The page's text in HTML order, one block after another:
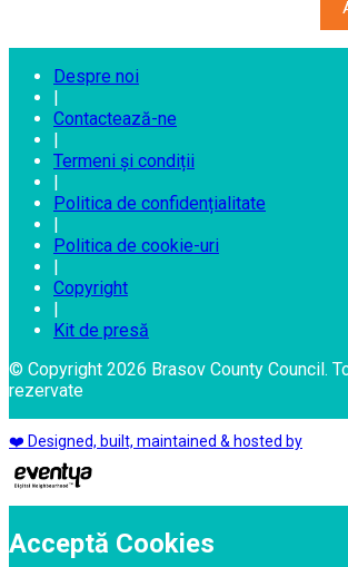
Despre noi
Contactează-ne
Termeni și condiții
Politica de confidențialitate
Politica de cookie-uri
Copyright
Kit de presă
© Copyright 2026 Brasov County Council.
rezervate
❤️ Designed, built, maintained & hosted by
Acceptă Cookies